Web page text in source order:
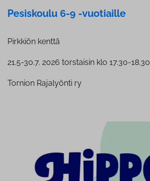
Pesiskoulu 6-9 -vuotiaille
Pirkkiön kenttä
21.5-30.7. 2026 torstaisin klo 17.30-18.30
Tornion Rajalyönti ry